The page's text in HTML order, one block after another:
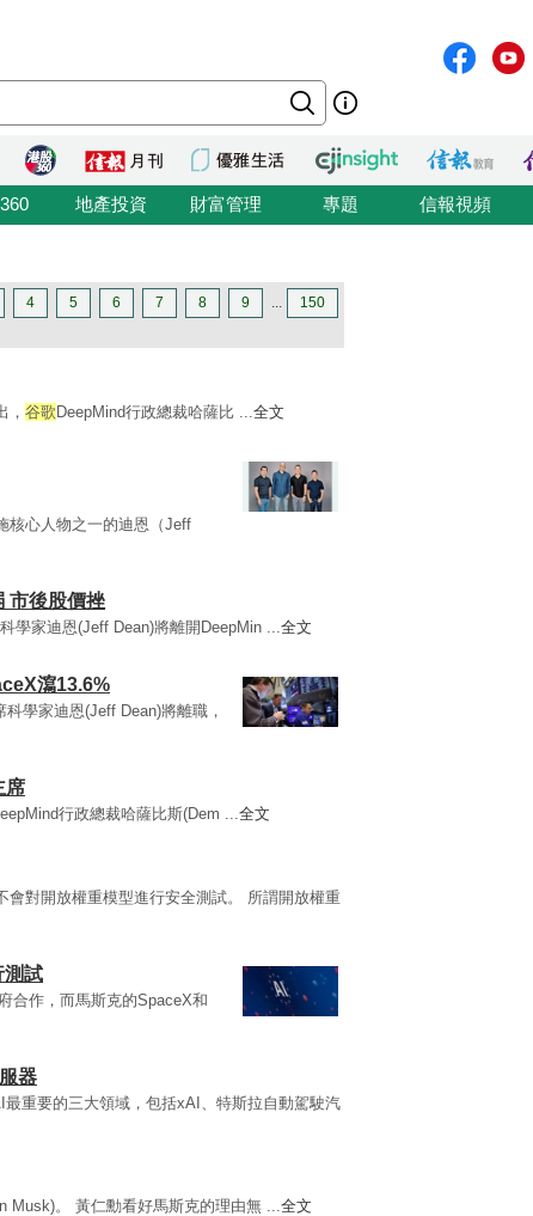
地產投資 財富管理 專題 信報視頻
4 5 6 7 8 9 ... 150
， 谷歌 DeepMind行政總裁哈薩比 ...全文
核心人物之一的迪恩（Jeff
市後股價挫
學家迪恩(Jeff Dean)將離開DeepMin ...全文
瀉13.6%
學家迪恩(Jeff Dean)將離職，
席
行政總裁哈薩比斯(Dem ...全文
會對開放權重模型進行安全測試。 所謂開放權重
測試
合作，而馬斯克的SpaceX和
器
最重要的三大領域，包括xAI、特斯拉自動駕駛汽
Musk)。 黃仁勳看好馬斯克的理由無 ...全文